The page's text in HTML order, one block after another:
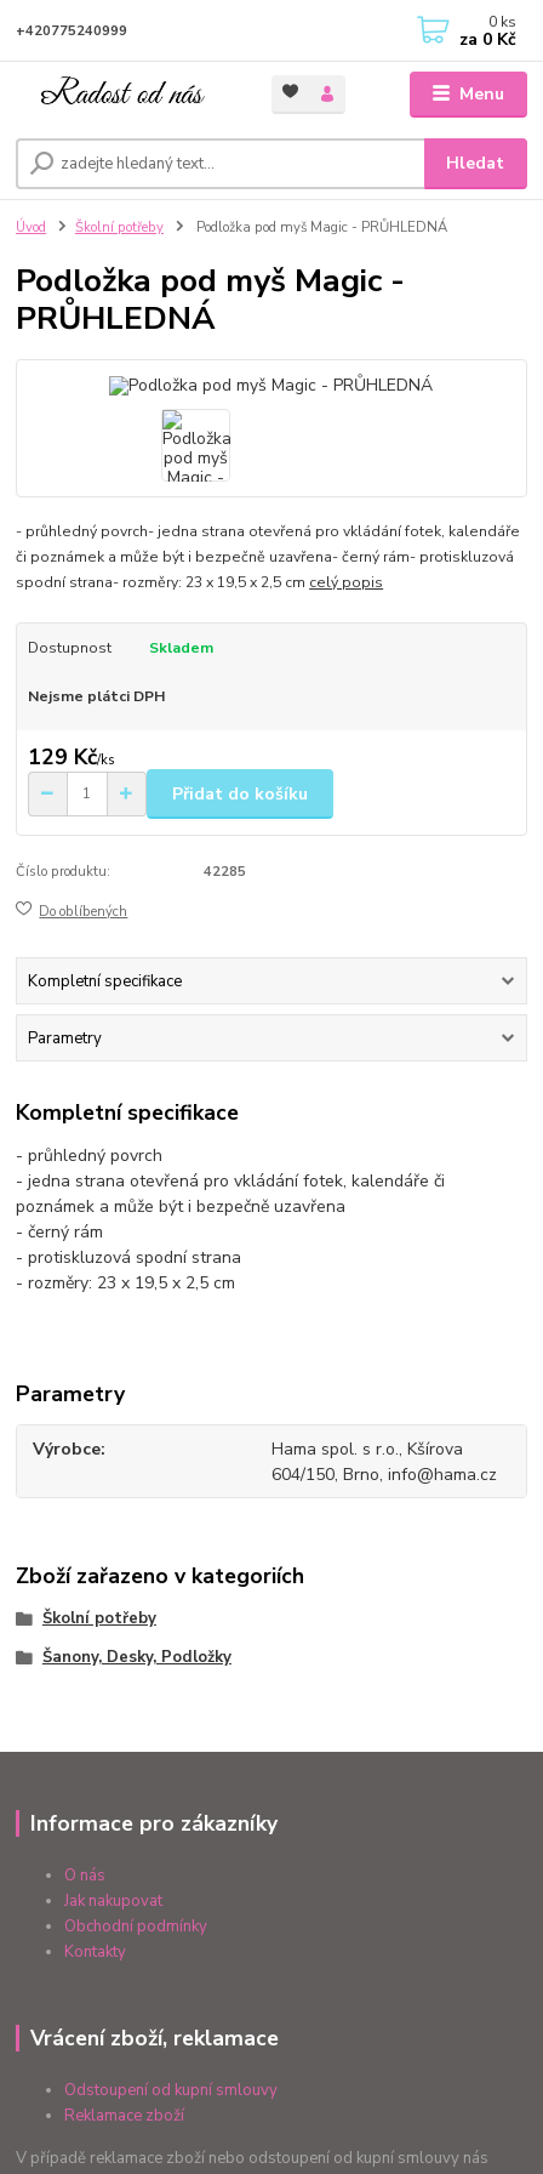
Menu
Hledat
+420775240999 0 ks
za 0 Kč
Úvod Školní potřeby Podložka pod myš Magic - PRŮHLEDNÁ
Podložka pod myš Magic -
PRŮHLEDNÁ
- průhledný povrch- jedna strana otevřená pro vkládání fotek, kalendáře
či poznámek a může být i bezpečně uzavřena- černý rám- protiskluzová
spodní strana- rozměry: 23 x 19,5 x 2,5 cm celý popis
Dostupnost Skladem
Nejsme plátci DPH
129 Kč/ks
Přidat do košíku
Číslo produktu: 42285
Do oblíbených
Kompletní specifikace
Parametry
Kompletní specifikace
- průhledný povrch
- jedna strana otevřená pro vkládání fotek, kalendáře či
poznámek a může být i bezpečně uzavřena
- černý rám
- protiskluzová spodní strana
- rozměry: 23 x 19,5 x 2,5 cm
Parametry
Výrobce
Hama spol. s r.o., Kšírova
604/150, Brno, info@hama.cz
Zboží zařazeno v kategoriích
Školní potřeby
Šanony, Desky, Podložky
Informace pro zákazníky
O nás
Jak nakupovat
Obchodní podmínky
Kontakty
Vrácení zboží, reklamace
Odstoupení od kupní smlouvy
Reklamace zboží
V případě reklamace zboží nebo odstoupení od kupní smlouvy nás